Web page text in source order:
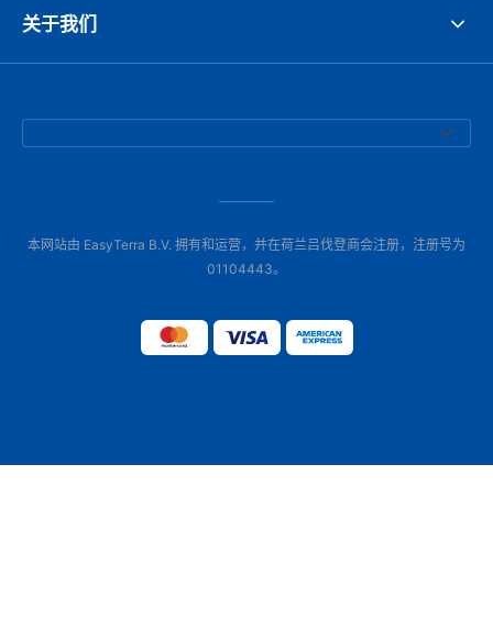
关于我们
本网站由 EasyTerra B.V. 拥有和运营，并在荷兰吕伐登商会注册，注册号为
01104443。